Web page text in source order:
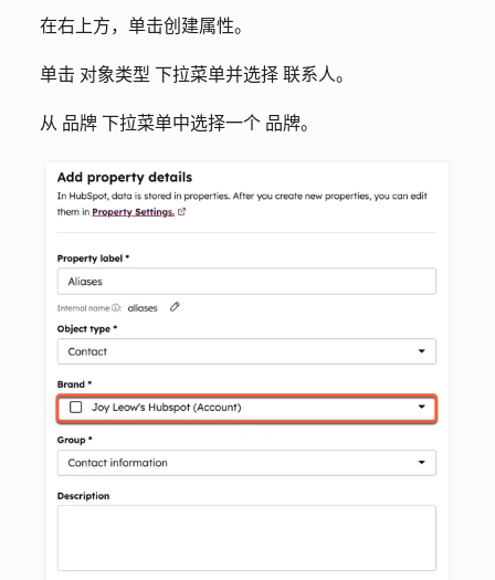
在右上方，单击创建属性。
单击 对象类型 下拉菜单并选择 联系人。
从 品牌 下拉菜单中选择一个 品牌。